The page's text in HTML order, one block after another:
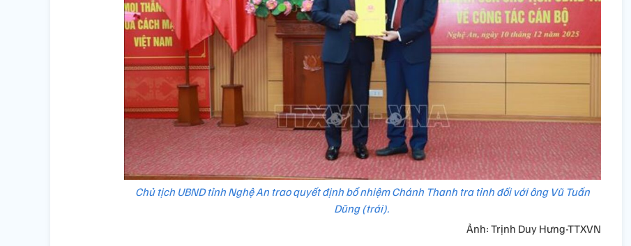
Chủ tịch UBND tỉnh Nghệ An trao quyết định bổ nhiệm Chánh Thanh tra tỉnh đối với ông Vũ Tuấn
Dũng (trái).
Ảnh: Trịnh Duy Hưng-TTXVN